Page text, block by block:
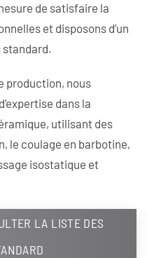
de satisfaire la
et disposons d’un
standard.
production, nous
dans la
utilisant des
le coulage en barbotine,
isostatique et
LA LISTE DES